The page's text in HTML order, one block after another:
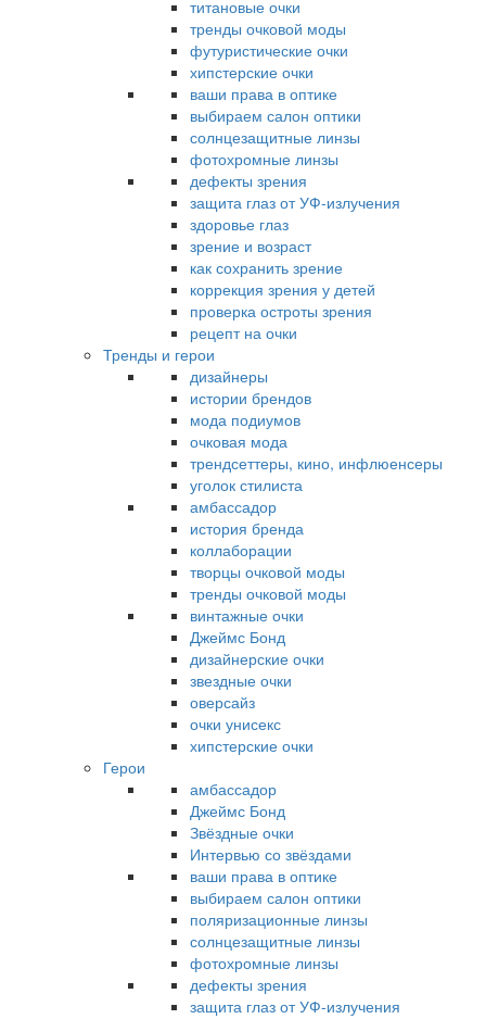
титановые очки
тренды очковой моды
футуристические очки
хипстерские очки
ваши права в оптике
выбираем салон оптики
солнцезащитные линзы
фотохромные линзы
дефекты зрения
защита глаз от УФ-излучения
здоровье глаз
зрение и возраст
как сохранить зрение
коррекция зрения у детей
проверка остроты зрения
рецепт на очки
Тренды и герои
дизайнеры
истории брендов
мода подиумов
очковая мода
трендсеттеры, кино, инфлюенсеры
уголок стилиста
амбассадор
история бренда
коллаборации
творцы очковой моды
тренды очковой моды
винтажные очки
Джеймс Бонд
дизайнерские очки
звездные очки
оверсайз
очки унисекс
хипстерские очки
Герои
амбассадор
Джеймс Бонд
Звёздные очки
Интервью со звёздами
ваши права в оптике
выбираем салон оптики
поляризационные линзы
солнцезащитные линзы
фотохромные линзы
дефекты зрения
защита глаз от УФ-излучения